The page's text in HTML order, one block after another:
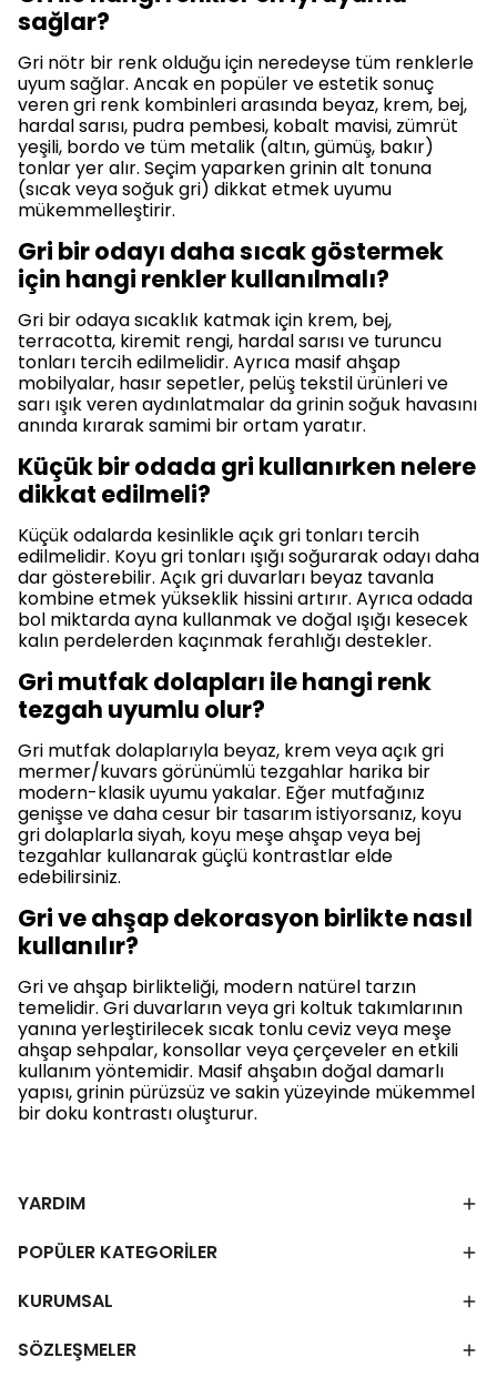
sağlar?
Gri nötr bir renk olduğu için neredeyse tüm renklerle
uyum sağlar. Ancak en popüler ve estetik sonuç
veren gri renk kombinleri arasında beyaz, krem, bej,
hardal sarısı, pudra pembesi, kobalt mavisi, zümrüt
yeşili, bordo ve tüm metalik (altın, gümüş, bakır)
tonlar yer alır. Seçim yaparken grinin alt tonuna
(sıcak veya soğuk gri) dikkat etmek uyumu
mükemmelleştirir.
Gri bir odayı daha sıcak göstermek
için hangi renkler kullanılmalı?
Gri bir odaya sıcaklık katmak için krem, bej,
terracotta, kiremit rengi, hardal sarısı ve turuncu
tonları tercih edilmelidir. Ayrıca masif ahşap
mobilyalar, hasır sepetler, pelüş tekstil ürünleri ve
sarı ışık veren aydınlatmalar da grinin soğuk havasını
anında kırarak samimi bir ortam yaratır.
Küçük bir odada gri kullanırken nelere
dikkat edilmeli?
Küçük odalarda kesinlikle açık gri tonları tercih
edilmelidir. Koyu gri tonları ışığı soğurarak odayı daha
dar gösterebilir. Açık gri duvarları beyaz tavanla
kombine etmek yükseklik hissini artırır. Ayrıca odada
bol miktarda ayna kullanmak ve doğal ışığı kesecek
kalın perdelerden kaçınmak ferahlığı destekler.
Gri mutfak dolapları ile hangi renk
tezgah uyumlu olur?
Gri mutfak dolaplarıyla beyaz, krem veya açık gri
mermer/kuvars görünümlü tezgahlar harika bir
modern-klasik uyumu yakalar. Eğer mutfağınız
genişse ve daha cesur bir tasarım istiyorsanız, koyu
gri dolaplarla siyah, koyu meşe ahşap veya bej
tezgahlar kullanarak güçlü kontrastlar elde
edebilirsiniz.
Gri ve ahşap dekorasyon birlikte nasıl
kullanılır?
Gri ve ahşap birlikteliği, modern natürel tarzın
temelidir. Gri duvarların veya gri koltuk takımlarının
yanına yerleştirilecek sıcak tonlu ceviz veya meşe
ahşap sehpalar, konsollar veya çerçeveler en etkili
kullanım yöntemidir. Masif ahşabın doğal damarlı
yapısı, grinin pürüzsüz ve sakin yüzeyinde mükemmel
bir doku kontrastı oluşturur.
YARDIM
POPÜLER KATEGORİLER
KURUMSAL
SÖZLEŞMELER